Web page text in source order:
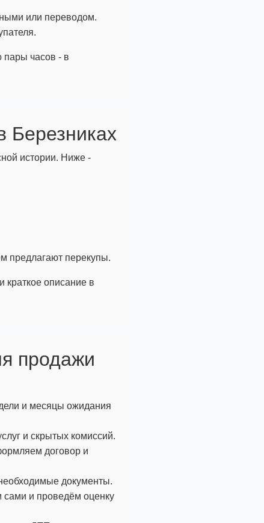
или переводом.
пары часов - в
Березниках
истории. Ниже -
предлагают перекупы.
краткое описание в
продажи
и месяцы ожидания
и скрытых комиссий.
договор и
документы.
сами и проведём оценку